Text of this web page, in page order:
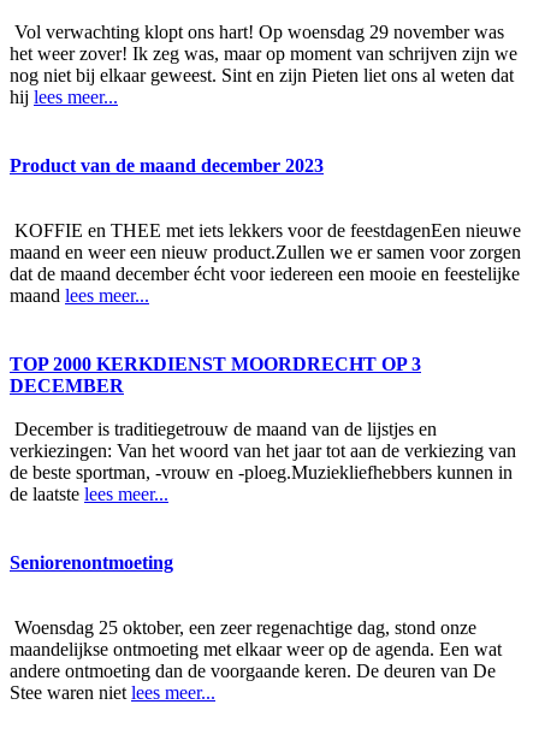
Vol verwachting klopt ons hart! Op woensdag 29 november was
het weer zover! Ik zeg was, maar op moment van schrijven zijn we
nog niet bij elkaar geweest. Sint en zijn Pieten liet ons al weten dat
hij lees meer...
Product van de maand december 2023
KOFFIE en THEE met iets lekkers voor de feestdagenEen nieuwe
maand en weer een nieuw product.Zullen we er samen voor zorgen
dat de maand december écht voor iedereen een mooie en feestelijke
maand lees meer...
TOP 2000 KERKDIENST MOORDRECHT OP 3
DECEMBER
December is traditiegetrouw de maand van de lijstjes en
verkiezingen: Van het woord van het jaar tot aan de verkiezing van
de beste sportman, -vrouw en -ploeg.Muziekliefhebbers kunnen in
de laatste lees meer...
Seniorenontmoeting
Woensdag 25 oktober, een zeer regenachtige dag, stond onze
maandelijkse ontmoeting met elkaar weer op de agenda. Een wat
andere ontmoeting dan de voorgaande keren. De deuren van De
Stee waren nietlees meer...